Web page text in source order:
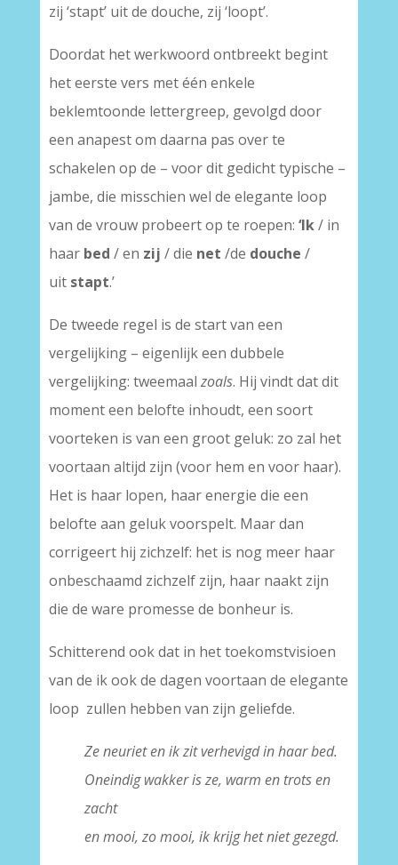
zij ‘stapt’ uit de douche, zij ‘loopt’.
Doordat het werkwoord ontbreekt begint
het eerste vers met één enkele
beklemtoonde lettergreep, gevolgd door
een anapest om daarna pas over te
schakelen op de – voor dit gedicht typische –
jambe, die misschien wel de elegante loop
van de vrouw probeert op te roepen: ‘Ik/ in
haar bed / en zij / die net /de douche /
uit stapt.’
De tweede regel is de start van een
vergelijking – eigenlijk een dubbele
vergelijking: tweemaal zoals. Hij vindt dat dit
moment een belofte inhoudt, een soort
voorteken is van een groot geluk: zo zal het
voortaan altijd zijn (voor hem en voor haar).
Het is haar lopen, haar energie die een
belofte aan geluk voorspelt. Maar dan
corrigeert hij zichzelf: het is nog meer haar
onbeschaamd zichzelf zijn, haar naakt zijn
die de ware promesse de bonheur is.
Schitterend ook dat in het toekomstvisioen
van de ik ook de dagen voortaan de elegante
loop zullen hebben van zijn geliefde.
Ze neuriet en ik zit verhevigd in haar bed.
Oneindig wakker is ze, warm en trots en
zacht
en mooi, zo mooi, ik krijg het niet gezegd.